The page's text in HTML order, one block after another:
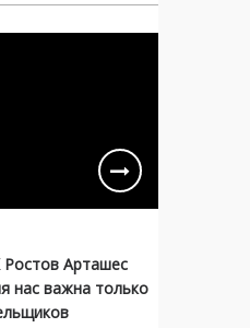
Арташес
нас важна только